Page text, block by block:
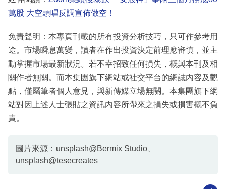
萬股 大空頭唱反調宣佈做空！
免責聲明：本專頁刊載的所有投資分析技巧，只可作參考用
途。市場瞬息萬變，讀者在作出投資決定前理應審慎，並主
動掌握市場最新狀況。若不幸招致任何損失，概與本刊及相
關作者無關。而本集團旗下網站或社交平台的網誌內容及觀
點，僅屬筆者個人意見，與新傳媒立場無關。本集團旗下網
站對因上述人士張貼之資訊內容所帶來之損失或損害概不負
責。
圖片來源：unsplash@Bermix Studio、
unsplash@tesecreates